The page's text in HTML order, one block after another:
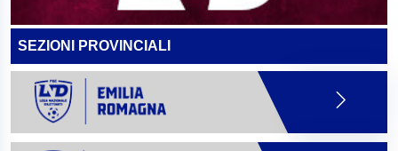
SEZIONI PROVINCIALI